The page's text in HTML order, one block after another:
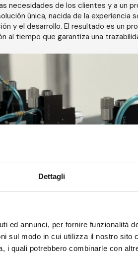
Dettagli
ed annunci, per fornire funzionalità
sul modo in cui utilizza il nostro sito
i quali potrebbero combinarle con
necesidades de los clientes y a un
única, nacida de la experiencia
y el desarrollo. El resultado es un
al tiempo que garantiza una